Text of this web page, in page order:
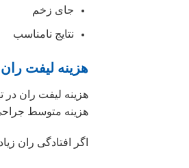
جای زخم
نتایج نامناسب
هزینه لیفت ران در
هزینه لیفت ران
هزینه متوسط ​​جراحی لیفت ران بین
اگر افتادگی ران